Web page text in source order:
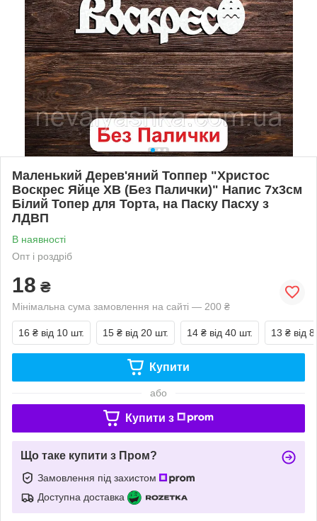
Маленький Дерев'яний Топпер "Христос
Воскрес Яйце ХВ (Без Палички)" Напис 7х3см
Білий Топер для Торта, на Паску Пасху з
ЛДВП
В наявності
Опт і роздріб
18 ₴
Мінімальна сума замовлення на сайті — 200 ₴
16 ₴ від 10 шт. 15 ₴ від 20 шт. 14 ₴ від 40 шт. 13 ₴ від
Купити
або
Купити з
Що таке купити з Пром?
Замовлення під захистом
Доступна доставка